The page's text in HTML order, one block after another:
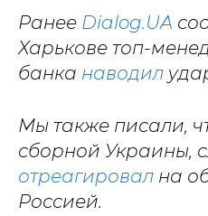
Ранее Dialog.UA
Харькове топ-
банка наводил
Мы также писали,
сборной Украины,
отреагировал на
Россией.